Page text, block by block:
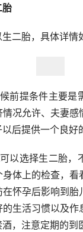
胎
二胎，具体详情
前提条件主要是
况允许、夫妻
后提供一个良好
以选择生二胎，
体上的检查，
怀孕后影响到
生活习惯以及作
，注意定期的到